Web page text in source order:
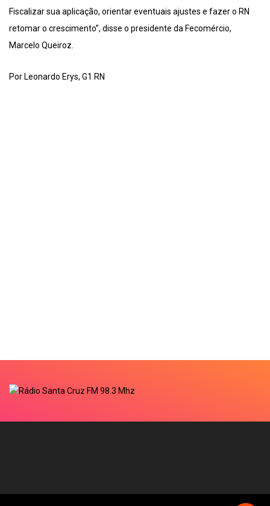
Fiscalizar sua aplicação, orientar eventuais ajustes e fazer o RN
retomar o crescimento”, disse o presidente da Fecomércio,
Marcelo Queiroz.
Por Leonardo Erys, G1 RN